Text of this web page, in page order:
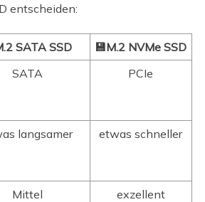
entscheiden:
SATA SSD
💾M.2 NVMe SSD
SATA PCIe
langsamer etwas schneller
Mittel exzellent